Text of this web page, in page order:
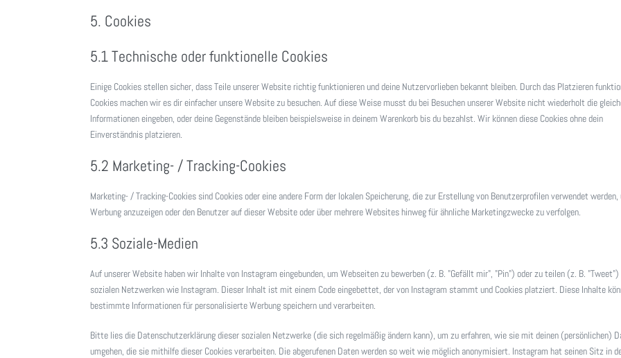
5. Cookies
5.1 Technische oder funktionelle Cookies
Einige Cookies stellen sicher, dass Teile unserer Website richtig funktionieren und deine Nutzervorlieben bekannt bleiben. Durch das Platzieren
Cookies machen wir es dir einfacher unsere Website zu besuchen. Auf diese Weise musst du bei Besuchen unserer Website nicht wiederholt die
Informationen eingeben, oder deine Gegenstände bleiben beispielsweise in deinem Warenkorb bis du bezahlst. Wir können diese Cookies ohne dein
Einverständnis platzieren.
5.2 Marketing- / Tracking-Cookies
Marketing- / Tracking-Cookies sind Cookies oder eine andere Form der lokalen Speicherung, die zur Erstellung von Benutzerprofilen verwendet werden,
Werbung anzuzeigen oder den Benutzer auf dieser Website oder über mehrere Websites hinweg für ähnliche Marketingzwecke zu verfolgen.
5.3 Soziale-Medien
Auf unserer Website haben wir Inhalte von Instagram eingebunden, um Webseiten zu bewerben (z. B. "Gefällt mir", "Pin") oder zu teilen (z. B. "Tweet")
sozialen Netzwerken wie Instagram. Dieser Inhalt ist mit einem Code eingebettet, der von Instagram stammt und Cookies platziert. Diese Inhalte
bestimmte Informationen für personalisierte Werbung speichern und verarbeiten.
Bitte lies die Datenschutzerklärung dieser sozialen Netzwerke (die sich regelmäßig ändern kann), um zu erfahren, wie sie mit deinen (persönlichen)
umgehen, die sie mithilfe dieser Cookies verarbeiten. Die abgerufenen Daten werden so weit wie möglich anonymisiert. Instagram hat seinen Sitz in